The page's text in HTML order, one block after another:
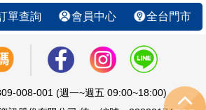
單查詢 會員中心 全台門市
008-001 (週一~週五 09:00~18:00)